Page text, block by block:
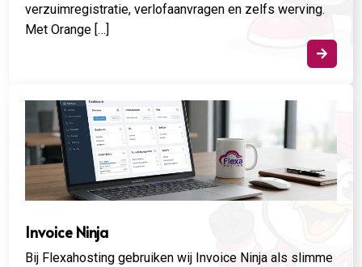
verzuimregistratie, verlofaanvragen en zelfs werving.
Met Orange […]

Invoice Ninja
Bij Flexahosting gebruiken wij Invoice Ninja als slimme